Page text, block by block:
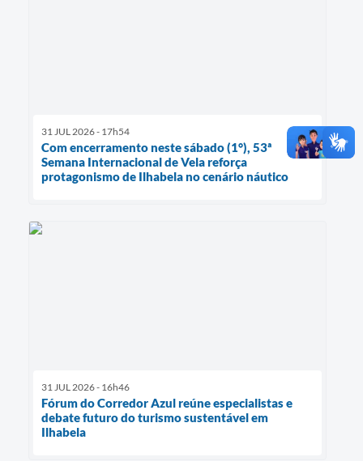
31 JUL 2026 - 17h54
Com encerramento neste sábado (1°), 53ª
Semana Internacional de Vela reforça
protagonismo de Ilhabela no cenário náutico
31 JUL 2026 - 16h46
Fórum do Corredor Azul reúne especialistas e
debate futuro do turismo sustentável em
Ilhabela